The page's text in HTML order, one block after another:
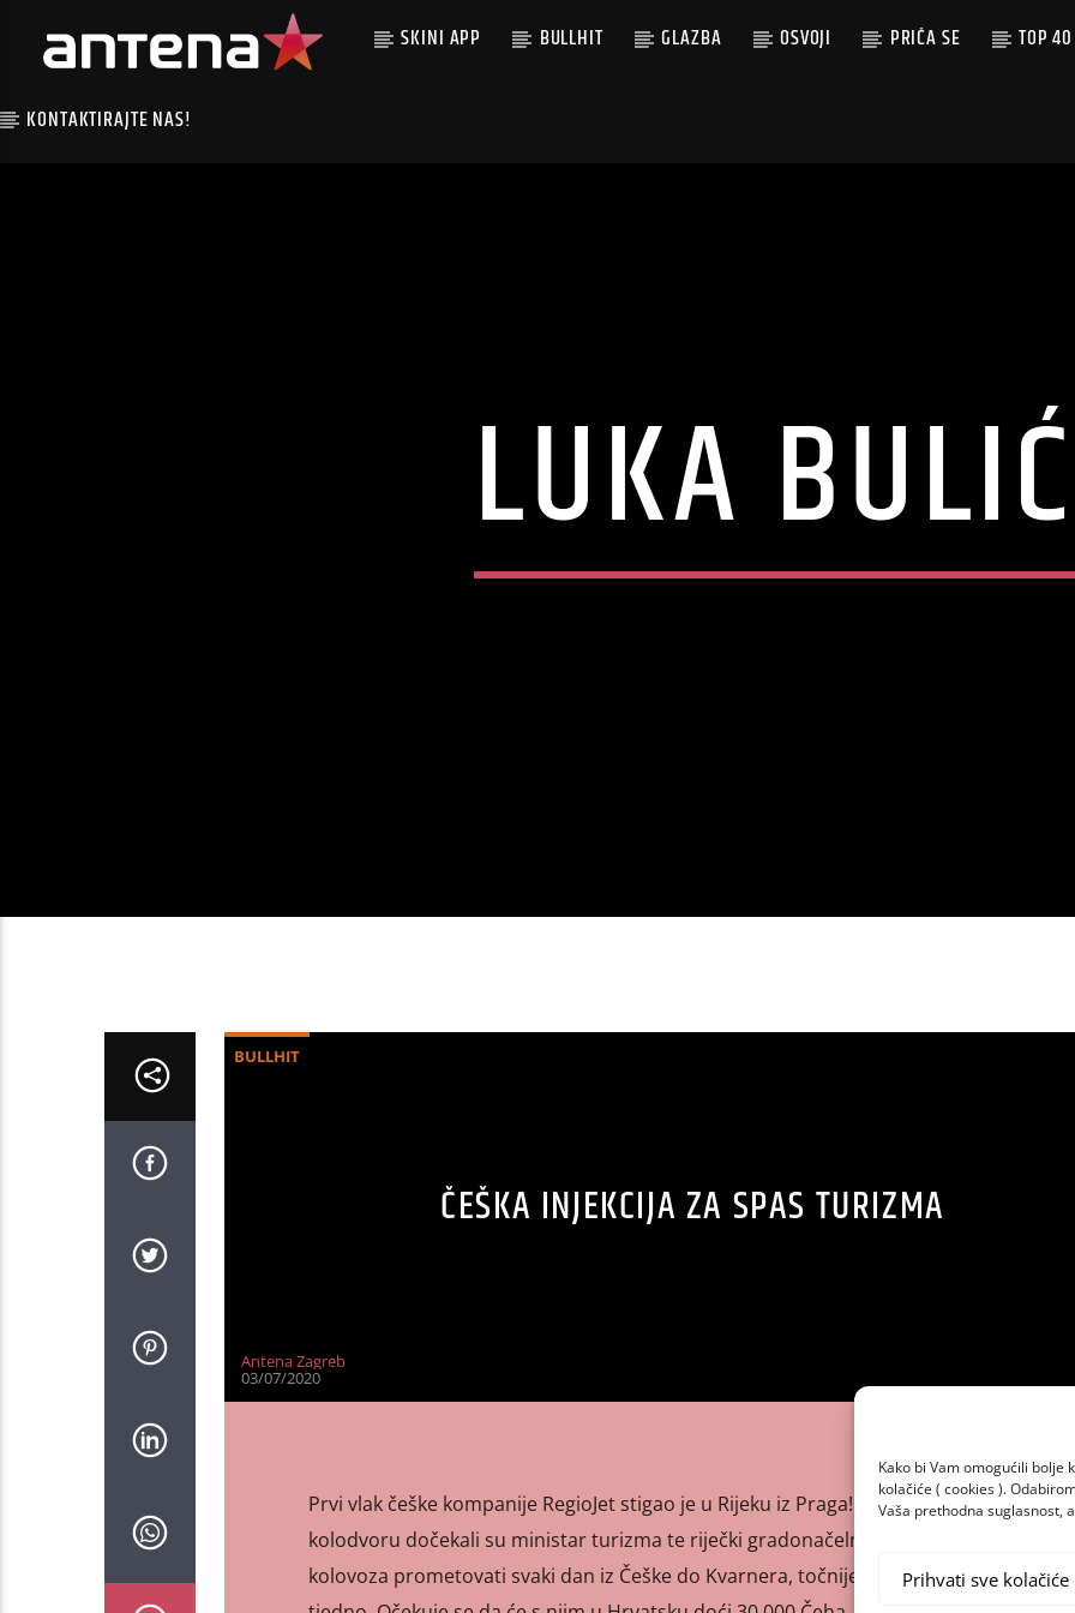
Kako bi Vam omogućili bolje
kolačiće ( cookies ).
Vaša prethodna suglasnost,
Prihvati sve kolačiće
SKINI APP BULLHIT GLAZBA OSVOJI PRIČA SE TOP 40
KONTAKTIRAJTE NAS!
LUKA
BULLHIT
ČEŠKA INJEKCIJA ZA SPAS TURIZMA
Antena Zagreb
03/07/2020
Prvi vlak češke kompanije RegioJet stigao je u Rijeku iz Praga! Oduševljene turiste na
kolodvoru dočekali su ministar turizma te riječki gradonačelnik. Taj će vlak do kraja
kolovoza prometovati svaki dan iz Češke do Kvarnera, točnije do 11. srpnja tri puta